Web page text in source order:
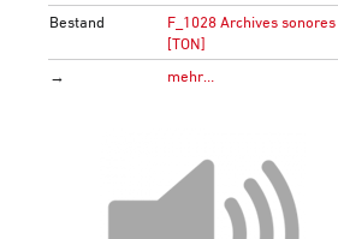
Bestand
F_1028 Archives
[TON]
→
mehr…